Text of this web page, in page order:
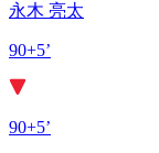
永木 亮太
90+5’
90+5’